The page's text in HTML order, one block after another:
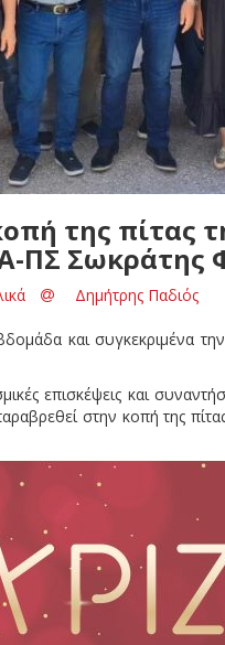
της πίτας
ΠΣ Σωκράτης
Δημήτρης Παδιός
και συγκεκριμένα
επισκέψεις και
στην κοπή της